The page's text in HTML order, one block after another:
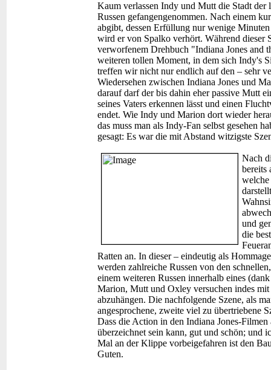
Kaum verlassen Indy und Mutt die Stadt der
Russen gefangengenommen. Nach einem
abgibt, dessen Erfüllung nur wenige
wird er von Spalko verhört. Während dieser
verworfenem Drehbuch "Indiana Jones and
weiteren tollen Moment, in dem sich Indy's
treffen wir nicht nur endlich auf den – sehr
Wiedersehen zwischen Indiana Jones und
darauf darf der bis dahin eher passive Mutt
seines Vaters erkennen lässt und einen
endet. Wie Indy und Marion dort wieder
das muss man als Indy-Fan selbst gesehen
gesagt: Es war die mit Abstand witzigste
Nach
bereits
und
die
Ratten an. In dieser – eindeutig als
werden zahlreiche Russen von den
einem weiteren Russen innerhalb eines
Marion, Mutt und Oxley versuchen indes
abzuhängen. Die nachfolgende Szene, als
angesprochene, zweite viel zu übertriebene
Dass die Action in den Indiana Jones-
überzeichnet sein kann, gut und schön; und
Mal an der Klippe vorbeigefahren ist den
Guten.